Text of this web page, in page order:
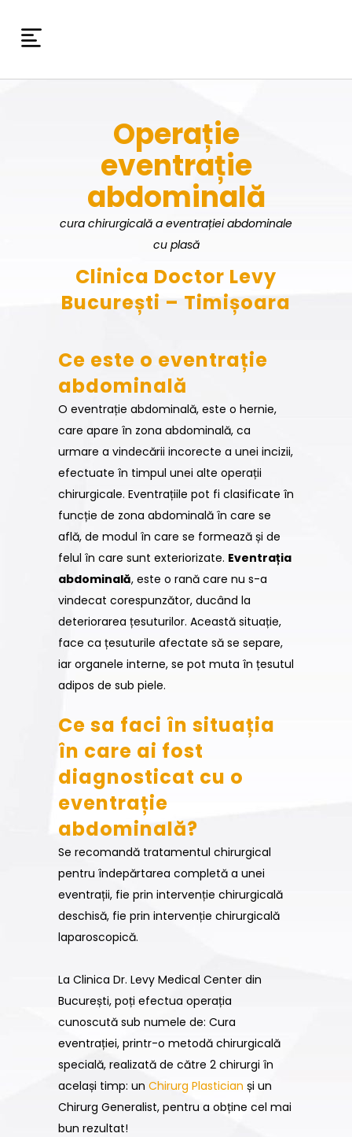
Operație
eventrație
abdominală
cura chirurgicală a eventrației abdominale
cu plasă
Clinica Doctor Levy
București – Timișoara
Ce este o eventrație
abdominală
O eventrație abdominală, este o hernie,
care apare în zona abdominală, ca
urmare a vindecării incorecte a unei incizii,
efectuate în timpul unei alte operații
chirurgicale. Eventrațiile pot fi clasificate în
funcție de zona abdominală în care se
află, de modul în care se formează și de
felul în care sunt exteriorizate. Eventrația
abdominală, este o rană care nu s-a
vindecat corespunzător, ducând la
deteriorarea țesuturilor. Această situație,
face ca țesuturile afectate să se separe,
iar organele interne, se pot muta în țesutul
adipos de sub piele.
Ce sa faci în situația
în care ai fost
diagnosticat cu o
eventrație
abdominală?
Se recomandă tratamentul chirurgical
pentru îndepărtarea completă a unei
eventrații, fie prin intervenție chirurgicală
deschisă, fie prin intervenție chirurgicală
laparoscopică.
La Clinica Dr. Levy Medical Center din
București, poți efectua operația
cunoscută sub numele de: Cura
eventrației, printr-o metodă chirurgicală
specială, realizată de către 2 chirurgi în
același timp: un Chirurg Plastician și un
Chirurg Generalist, pentru a obține cel mai
bun rezultat!